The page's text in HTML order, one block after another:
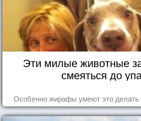
Эти милые животные
смеяться до
Особенно жирафы умеют это делать